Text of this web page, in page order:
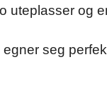
uteplasser og
seg